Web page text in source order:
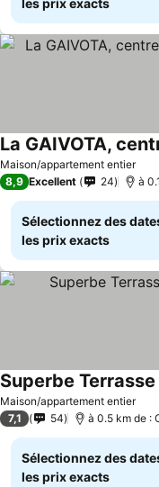
les prix exacts
Maison/appartement entier
8,9 Excellent 24 à
Sélectionnez des
les prix exacts
Maison/appartement entier
7,1 54 à 0.5 km de :
Sélectionnez des
les prix exacts